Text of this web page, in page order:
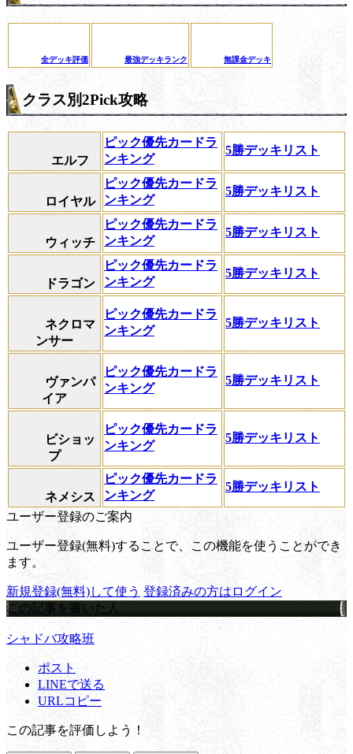
全デッキ評価 最強デッキランク 無課金デッキ
クラス別2Pick攻略
エルフ
ピック優先カードラ
ンキング
5勝デッキリスト
ロイヤル
ピック優先カードラ
ンキング
5勝デッキリスト
ウィッチ
ピック優先カードラ
ンキング
5勝デッキリスト
ドラゴン
ピック優先カードラ
ンキング
5勝デッキリスト
ネクロマ
ンサー
ピック優先カードラ
ンキング
5勝デッキリスト
ヴァンパ
イア
ピック優先カードラ
ンキング
5勝デッキリスト
ビショッ
プ
ピック優先カードラ
ンキング
5勝デッキリスト
ネメシス
ピック優先カードラ
ンキング
5勝デッキリスト
ユーザー登録のご案内
ユーザー登録(無料)することで、この機能を使うことができ
ます。
新規登録(無料)して使う 登録済みの方はログイン
この記事を書いた人
シャドバ攻略班
ポスト
LINEで送る
URLコピー
この記事を評価しよう！